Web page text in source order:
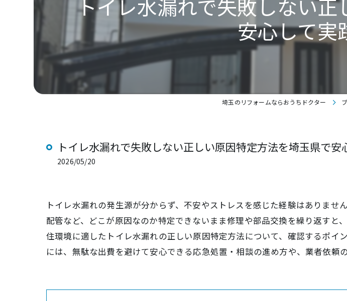
トイレ水漏れで失敗しない
安心して実
埼玉のリフォームならおうちドクター
トイレ水漏れで失敗しない正しい原因特定方法を埼玉県で安
2026/05/20
トイレ水漏れの発生源が分からず、不安やストレスを感じた経験はありま
配管など、どこが原因なのか特定できないまま修理や部品交換を繰り返す
住環境に適したトイレ水漏れの正しい原因特定方法について、確認するポ
には、無駄な出費を避けて安心できる応急処置・相談の進め方や、業者依頼